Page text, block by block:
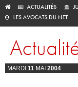
ACTUALITÉS
LES AVOCATS DU NET
MARDI 11 MAI 2004